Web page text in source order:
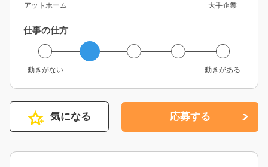
アットホーム 大手企業
仕事の仕方
動きがない 動きがある
気になる 応募する